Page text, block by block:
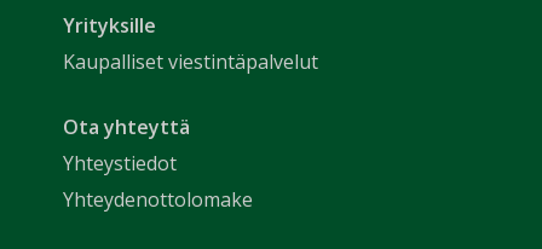
Yrityksille
Kaupalliset viestintäpalvelut
Ota yhteyttä
Yhteystiedot
Yhteydenottolomake